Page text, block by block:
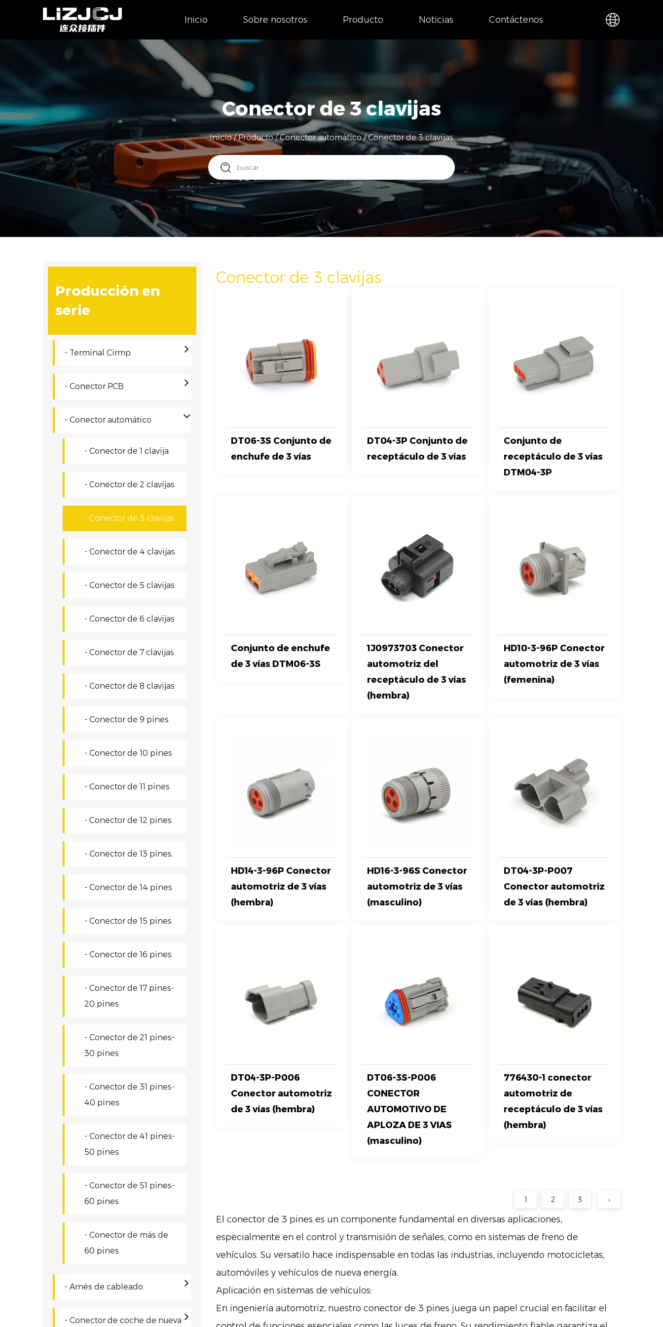
Inicio Sobre nosotros Producto Noticias Contáctenos
Conector de 3 clavijas
Inicio/Producto/Conector automático/Conector de 3 clavijas
Producción en
serie
- Terminal Cirmp
- Conector PCB
- Conector automático
- Conector de 1 clavija
- Conector de 2 clavijas
- Conector de 3 clavijas
- Conector de 4 clavijas
- Conector de 5 clavijas
- Conector de 6 clavijas
- Conector de 7 clavijas
- Conector de 8 clavijas
- Conector de 9 pines
- Conector de 10 pines
- Conector de 11 pines
- Conector de 12 pines
- Conector de 13 pines.
- Conector de 14 pines
- Conector de 15 pines
- Conector de 16 pines
- Conector de 17 pines-
20 pines
- Conector de 21 pines-
30 pines
- Conector de 31 pines-
40 pines
- Conector de 41 pines-
50 pines
- Conector de 51 pines-
60 pines
- Conector de más de
60 pines
- Arnés de cableado
- Conector de coche de nueva
Conector de 3 clavijas
DT06-3S Conjunto de
enchufe de 3 vías
DT04-3P Conjunto de
receptáculo de 3 vías
Conjunto de
receptáculo de 3 vías
DTM04-3P
Conjunto de enchufe
de 3 vías DTM06-3S
1J0973703 Conector
automotriz del
receptáculo de 3 vías
(hembra)
HD10-3-96P Conector
automotriz de 3 vías
(femenina)
HD14-3-96P Conector
automotriz de 3 vías
(hembra)
HD16-3-96S Conector
automotriz de 3 vías
(masculino)
DT04-3P-P007
Conector automotriz
de 3 vías (hembra)
DT04-3P-P006
Conector automotriz
de 3 vías (hembra)
DT06-3S-P006
CONECTOR
AUTOMOTIVO DE
APLOZA DE 3 VIAS
(masculino)
776430-1 conector
automotriz de
receptáculo de 3 vías
(hembra)
1 2 3 ›
El conector de 3 pines es un componente fundamental en diversas aplicaciones,
especialmente en el control y transmisión de señales, como en sistemas de freno de
vehículos. Su versatilo hace indispensable en todas las industrias, incluyendo motocicletas,
automóviles y vehículos de nueva energía.
Aplicación en sistemas de vehículos:
En ingeniería automotriz, nuestro conector de 3 pines juega un papel crucial en facilitar el